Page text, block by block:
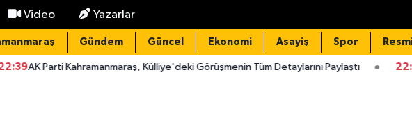
Video Yazarlar
Gündem Güncel Ekonomi Asayiş Spor
Külliye'deki Görüşmenin Tüm Detaylarını Paylaştı 22:32Domuz